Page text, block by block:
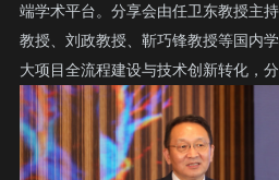
端学术平台。分享会由任卫东教授主
教授、刘政教授、靳巧锋教授等国内
大项目全流程建设与技术创新转化，分